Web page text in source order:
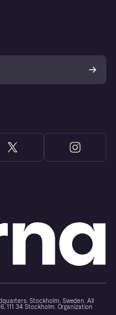
Stockholm, Sweden. All
111 34 Stockholm. Organization